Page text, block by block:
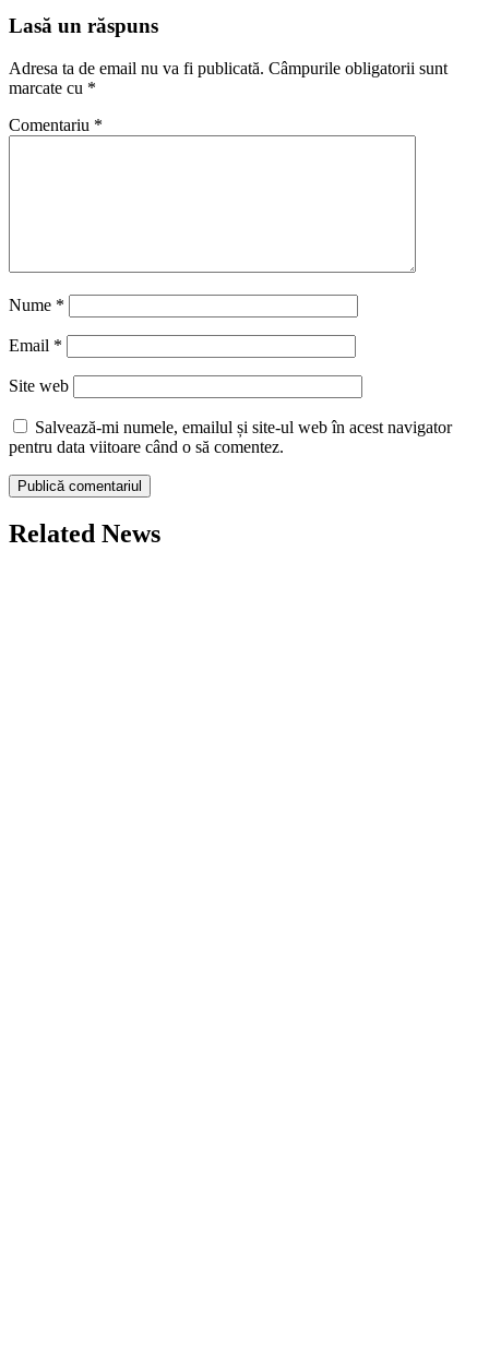
Lasă un răspuns
Adresa ta de email nu va fi publicată. Câmpurile obligatorii sunt
marcate cu *
Comentariu *
Nume *
Email *
Site web
Salvează-mi numele, emailul și site-ul web în acest navigator
pentru data viitoare când o să comentez.
Related News